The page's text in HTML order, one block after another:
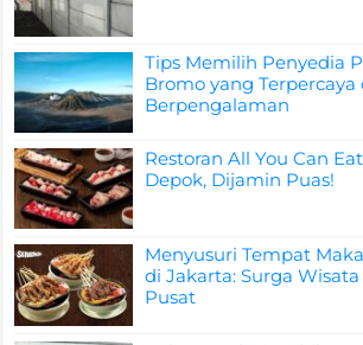
Tips Memilih Penyedia
Bromo yang Terpercaya
Berpengalaman
Restoran All You Can
Depok, Dijamin Puas!
Menyusuri Tempat
di Jakarta: Surga
Pusat